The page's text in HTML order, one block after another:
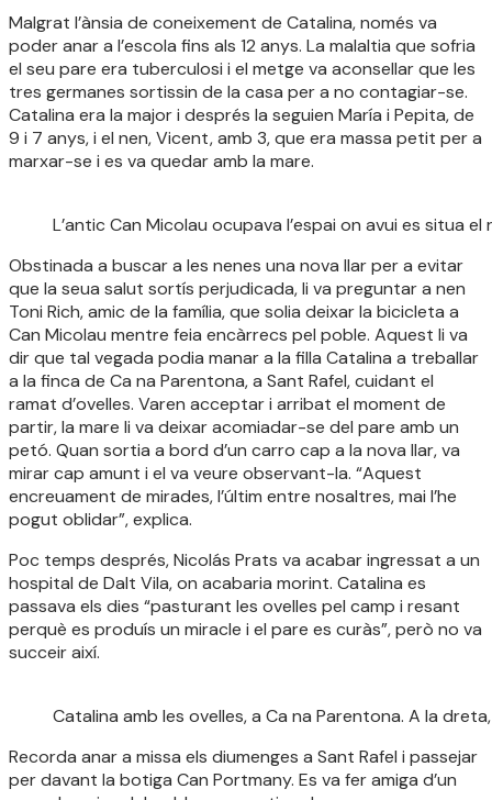
Malgrat l’ànsia de coneixement de Catalina, només va
poder anar a l’escola fins als 12 anys. La malaltia que sofria
el seu pare era tuberculosi i el metge va aconsellar que les
tres germanes sortissin de la casa per a no contagiar-se.
Catalina era la major i després la seguien María i Pepita, de
9 i 7 anys, i el nen, Vicent, amb 3, que era massa petit per a
marxar-se i es va quedar amb la mare.
L’antic Can Micolau ocupava l’espai on avui es situa
Obstinada a buscar a les nenes una nova llar per a evitar
que la seua salut sortís perjudicada, li va preguntar a nen
Toni Rich, amic de la família, que solia deixar la bicicleta a
Can Micolau mentre feia encàrrecs pel poble. Aquest li va
dir que tal vegada podia manar a la filla Catalina a treballar
a la finca de Ca na Parentona, a Sant Rafel, cuidant el
ramat d’ovelles. Varen acceptar i arribat el moment de
partir, la mare li va deixar acomiadar-se del pare amb un
petó. Quan sortia a bord d’un carro cap a la nova llar, va
mirar cap amunt i el va veure observant-la. “Aquest
encreuament de mirades, l’últim entre nosaltres, mai l’he
pogut oblidar”, explica.
Poc temps després, Nicolás Prats va acabar ingressat a un
hospital de Dalt Vila, on acabaria morint. Catalina es
passava els dies “pasturant les ovelles pel camp i resant
perquè es produís un miracle i el pare es curàs”, però no va
succeir així.
Catalina amb les ovelles, a Ca na Parentona. A la
Recorda anar a missa els diumenges a Sant Rafel i passejar
per davant la botiga Can Portmany. Es va fer amiga d’un